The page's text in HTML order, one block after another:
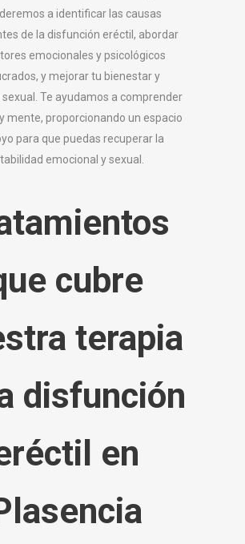
a identificar las causas
de la disfunción eréctil, abordar
emocionales y psicológicos
y mejorar tu bienestar y
Te ayudamos a comprender
mente, proporcionando un espacio
para que puedas recuperar la
emocional y sexual.
cubre
terapia
disfunción
en